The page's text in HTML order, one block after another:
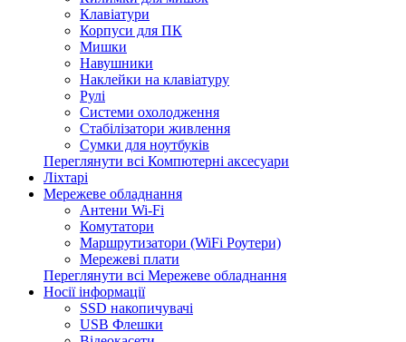
Клавіатури
Корпуси для ПК
Мишки
Навушники
Наклейки на клавіатуру
Рулі
Системи охолодження
Стабілізатори живлення
Сумки для ноутбуків
Переглянути всі Компютерні аксесуари
Ліхтарі
Мережеве обладнання
Антени Wi-Fi
Комутатори
Маршрутизатори (WiFi Роутери)
Мережеві плати
Переглянути всі Мережеве обладнання
Носії інформації
SSD накопичувачі
USB Флешки